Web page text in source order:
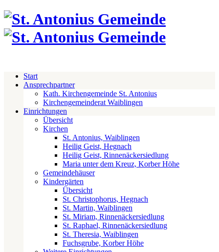
Start
Ansprechpartner
Kath. Kirchengemeinde St. Antonius
Kirchengemeinderat Waiblingen
Einrichtungen
Übersicht
Kirchen
St. Antonius, Waiblingen
Heilig Geist, Hegnach
Heilig Geist, Rinnenäckersiedlung
Maria unter dem Kreuz, Korber Höhe
Gemeindehäuser
Kindergärten
Übersicht
St. Christophorus, Hegnach
St. Martin, Waiblingen
St. Miriam, Rinnenäckersiedlung
St. Raphael, Rinnenäckersiedlung
St. Theresia, Waiblingen
Fuchsgrube, Korber Höhe